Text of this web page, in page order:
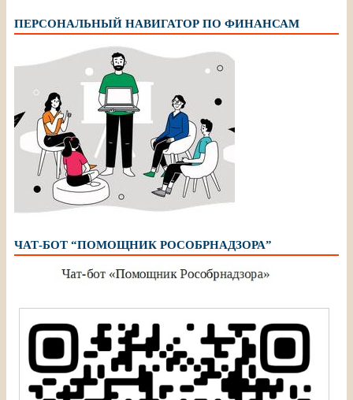
ПЕРСОНАЛЬНЫЙ НАВИГАТОР ПО ФИНАНСАМ
ЧАТ-БОТ “ПОМОЩНИК РОСОБРНАДЗОРА”